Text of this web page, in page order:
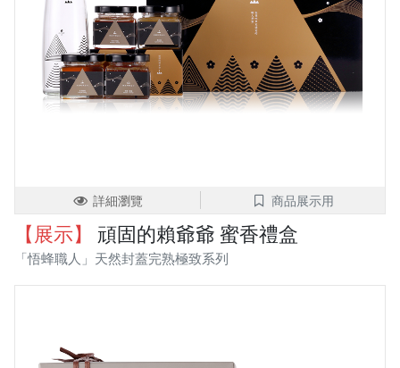
詳細瀏覽 商品展示用
【展示】 頑固的賴爺爺 蜜香禮盒
「悟蜂職人」天然封蓋完熟極致系列